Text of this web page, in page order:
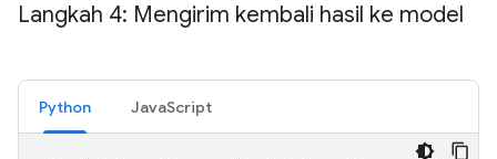
Langkah 4: Mengirim kembali hasil ke model
Python JavaScript